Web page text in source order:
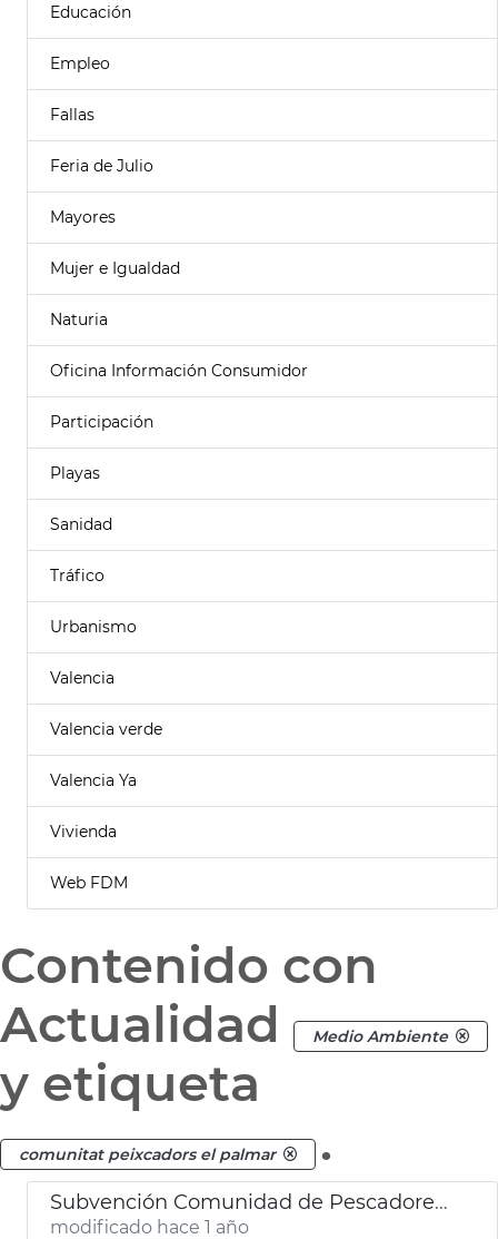
Educación
Empleo
Fallas
Feria de Julio
Mayores
Mujer e Igualdad
Naturia
Oficina Información Consumidor
Participación
Playas
Sanidad
Tráfico
Urbanismo
Valencia
Valencia verde
Valencia Ya
Vivienda
Web FDM
Contenido con
Actualidad
Medio Ambiente
y etiqueta
comunitat peixcadors el palmar .
Subvención Comunidad de Pescadores de El Palmar
modificado hace 1 año